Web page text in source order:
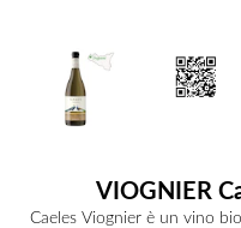
VIOGNIER
Caeles Viognier è un vino